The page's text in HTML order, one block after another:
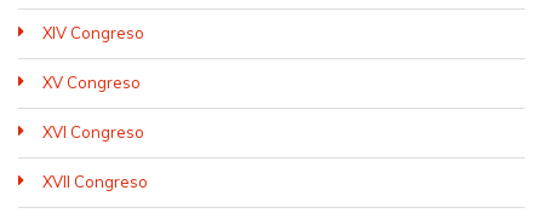
XIV Congreso
XV Congreso
XVI Congreso
XVII Congreso